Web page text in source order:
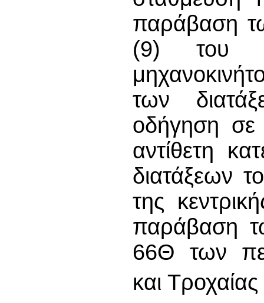
παράβαση
(9) του
των
οδήγηση σε
αντίθετη
διατάξεων
της
παράβαση
66Θ των
και